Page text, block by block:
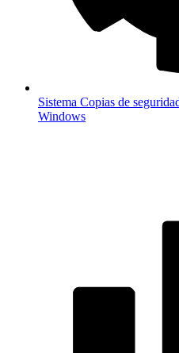
Sistema Copias de
Windows